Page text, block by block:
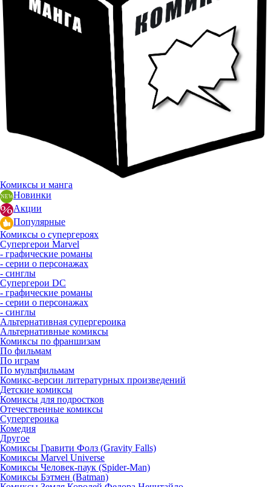
Комиксы и манга
Новинки
Акции
Популярные
Комиксы о супергероях
Супергерои Marvel
- графические романы
- серии о персонажах
- синглы
Супергерои DC
- графические романы
- серии о персонажах
- синглы
Альтернативная супергероика
Альтернативные комиксы
Комиксы по франшизам
По фильмам
По играм
По мультфильмам
Комикс-версии литературных произведений
Детские комиксы
Комиксы для подростков
Отечественные комиксы
Супергероика
Комедия
Другое
Комиксы Гравити Фолз (Gravity Falls)
Комиксы Marvel Universe
Комиксы Человек-паук (Spider-Man)
Комиксы Бэтмен (Batman)